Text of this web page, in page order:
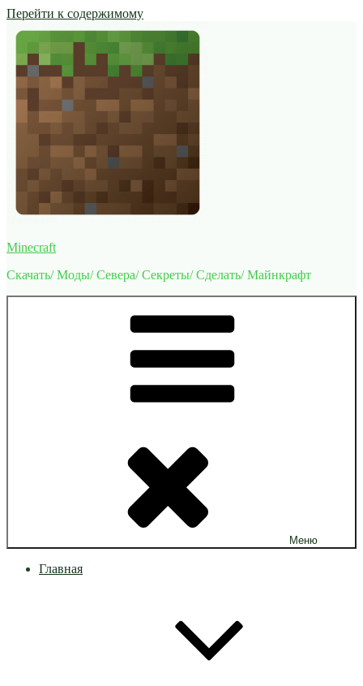
Перейти к содержимому
Minecraft
Скачать/ Моды/ Севера/ Секреты/ Сделать/ Майнкрафт
Меню
Главная